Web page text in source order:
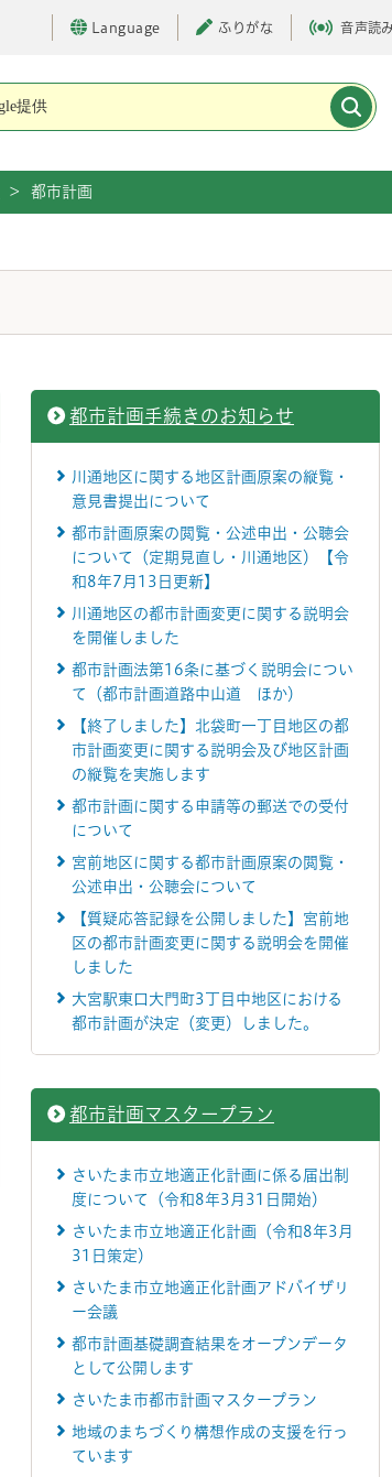
Language ふりがな 音声読
> 都市計画
都市計画手続きのお知らせ
川通地区に関する地区計画原案の縦覧・
意見書提出について
都市計画原案の閲覧・公述申出・公聴会
について（定期見直し・川通地区）【令
和8年7月13日更新】
川通地区の都市計画変更に関する説明会
を開催しました
都市計画法第16条に基づく説明会につい
て（都市計画道路中山道 ほか）
【終了しました】北袋町一丁目地区の都
市計画変更に関する説明会及び地区計画
の縦覧を実施します
都市計画に関する申請等の郵送での受付
について
宮前地区に関する都市計画原案の閲覧・
公述申出・公聴会について
【質疑応答記録を公開しました】宮前地
区の都市計画変更に関する説明会を開催
しました
大宮駅東口大門町3丁目中地区における
都市計画が決定（変更）しました。
都市計画マスタープラン
さいたま市立地適正化計画に係る届出制
度について（令和8年3月31日開始）
さいたま市立地適正化計画（令和8年3月
31日策定）
さいたま市立地適正化計画アドバイザリ
ー会議
都市計画基礎調査結果をオープンデータ
として公開します
さいたま市都市計画マスタープラン
地域のまちづくり構想作成の支援を行っ
ています